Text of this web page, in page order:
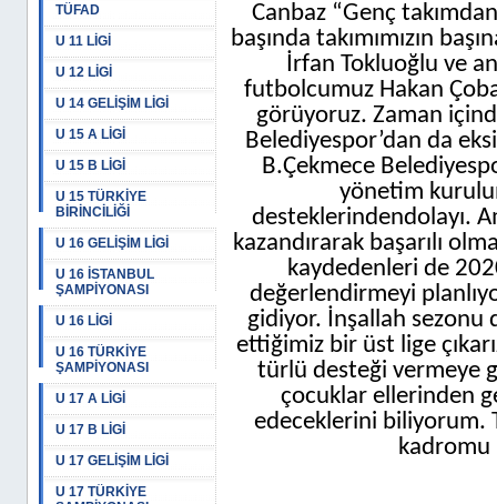
TÜFAD
U 11 LİGİ
U 12 LİGİ
U 14 GELİŞİM LİGİ
U 15 A LİGİ
U 15 B LİGİ
U 15 TÜRKİYE
BİRİNCİLİĞİ
U 16 GELİŞİM LİGİ
U 16 İSTANBUL
ŞAMPİYONASI
U 16 LİGİ
U 16 TÜRKİYE
ŞAMPİYONASI
U 17 A LİGİ
U 17 B LİGİ
U 17 GELİŞİM LİGİ
U 17 TÜRKİYE
Canbaz “Genç
başında takımımızın
İrfan Tokluoğlu ve
futbolcumuz Hakan
görüyoruz. Zaman
Belediyespor’dan da
B.Çekmece
yönetim
desteklerindendolayı.
kazandırarak başarılı
kaydedenleri de
değerlendirmeyi
gidiyor. İnşallah sezonu
ettiğimiz bir üst lige
türlü desteği vermeye
çocuklar ellerinden
edeceklerini biliyorum.
kadromu